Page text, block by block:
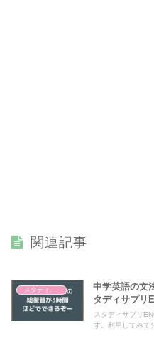
関連記事
スタディサプリENGLISH
中学英語の文
タディサプリ
スタディサプリ
す。利用してみて